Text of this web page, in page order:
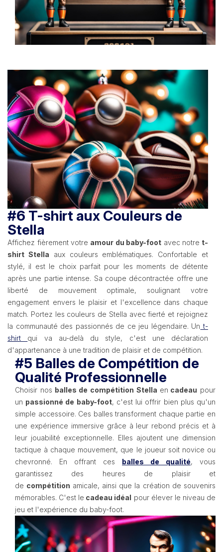
#6 T-shirt aux Couleurs de
Stella
Affichez fièrement votre amour du baby-foot avec notre t-
shirt Stella aux couleurs emblématiques. Confortable et
stylé, il est le choix parfait pour les moments de détente
après une partie intense. Sa coupe décontractée offre une
liberté de mouvement optimale, soulignant votre
engagement envers le plaisir et l'excellence dans chaque
match. Portez les couleurs de Stella avec fierté et rejoignez
la communauté des passionnés de ce jeu légendaire. Un t-
shirt qui va au-delà du style, c'est une déclaration
d'appartenance à une tradition de plaisir et de compétition.
#5 Balles de Compétition de
Qualité Professionnelle
Choisir nos balles de compétition Stella en cadeau pour
un passionné de baby-foot, c'est lui offrir bien plus qu'un
simple accessoire. Ces balles transforment chaque partie en
une expérience immersive grâce à leur rebond précis et à
leur jouabilité exceptionnelle. Elles ajoutent une dimension
tactique à chaque mouvement, que le joueur soit novice ou
chevronné. En offrant ces balles de qualité, vous
garantissez des heures de plaisir et
de compétition amicale, ainsi que la création de souvenirs
mémorables. C'est le cadeau idéal pour élever le niveau de
jeu et l'expérience du baby-foot.